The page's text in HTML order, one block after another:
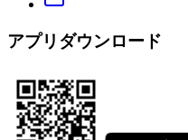
アプリダウンロード